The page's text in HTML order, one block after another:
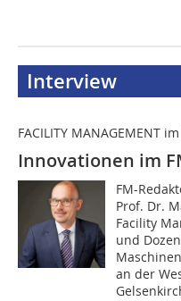
Interview
FACILITY MANAGEMENT
Innovationen im
FM-
Prof. Dr.
Facility
und
an der